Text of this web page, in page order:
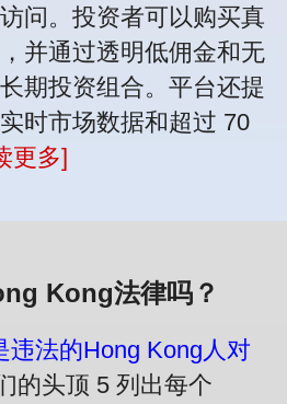
问。投资者可以购买真
并通过透明低佣金和无
期投资组合。平台还提
时市场数据和超过 70
更多]
Kong法律吗？
违法的Hong Kong人对
的头顶 5 列出每个